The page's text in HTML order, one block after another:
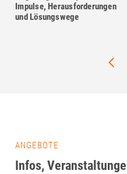
Impulse, Herausforderungen
und Lösungswege
ANGEBOTE
Infos,